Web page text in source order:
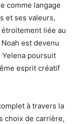
comme langage
et ses valeurs,
liée au
est devenu
Yelena poursuit
esprit créatif
à travers la
choix de carrière,